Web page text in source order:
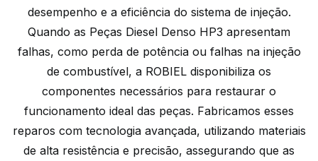
desempenho e a eficiência do sistema de injeção.
Quando as Peças Diesel Denso HP3 apresentam
falhas, como perda de potência ou falhas na injeção
de combustível, a ROBIEL disponibiliza os
componentes necessários para restaurar o
funcionamento ideal das peças. Fabricamos esses
reparos com tecnologia avançada, utilizando materiais
de alta resistência e precisão, assegurando que as